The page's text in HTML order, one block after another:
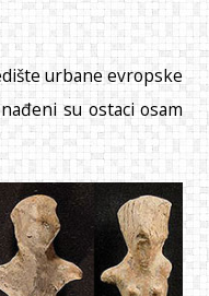
urbane evropske
su ostaci osam